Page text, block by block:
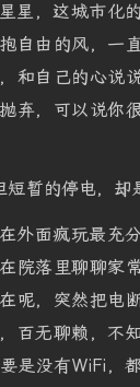
星，这城市化
自由的风，一
和自己的心说
弃，可以说你
暂的停电，却
外面疯玩最充
院落里聊聊家
呢，突然把电
百无聊赖，不
是没有WiFi，